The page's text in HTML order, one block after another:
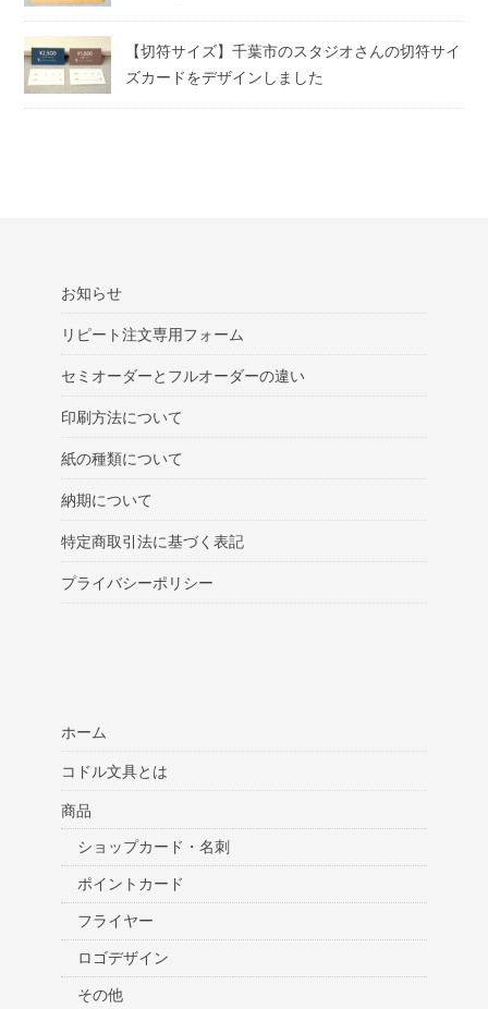
【切符サイズ】千葉市のスタジオさんの切符サイ
ズカードをデザインしました
お知らせ
リピート注文専用フォーム
セミオーダーとフルオーダーの違い
印刷方法について
紙の種類について
納期について
特定商取引法に基づく表記
プライバシーポリシー
ホーム
コドル文具とは
商品
ショップカード・名刺
ポイントカード
フライヤー
ロゴデザイン
その他